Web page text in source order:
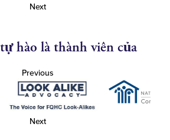
Next
hào là thành viên của
Previous
Next